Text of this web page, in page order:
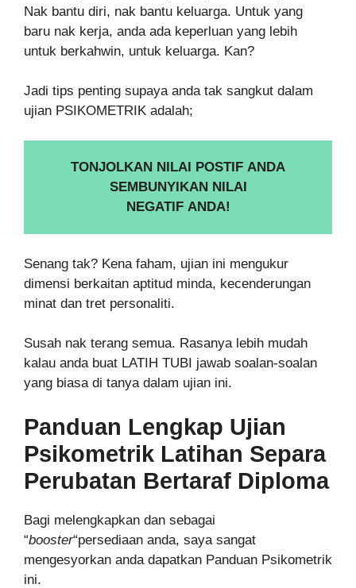
Nak bantu diri, nak bantu keluarga. Untuk yang
baru nak kerja, anda ada keperluan yang lebih
untuk berkahwin, untuk keluarga. Kan?
Jadi tips penting supaya anda tak sangkut dalam
ujian PSIKOMETRIK adalah;
TONJOLKAN NILAI POSTIF ANDA
SEMBUNYIKAN NILAI
NEGATIF ANDA!
Senang tak? Kena faham, ujian ini mengukur
dimensi berkaitan aptitud minda, kecenderungan
minat dan tret personaliti.
Susah nak terang semua. Rasanya lebih mudah
kalau anda buat LATIH TUBI jawab soalan-soalan
yang biasa di tanya dalam ujian ini.
Panduan Lengkap Ujian
Psikometrik Latihan Separa
Perubatan Bertaraf Diploma
Bagi melengkapkan dan sebagai
“booster“persediaan anda, saya sangat
mengesyorkan anda dapatkan Panduan Psikometrik
ini.